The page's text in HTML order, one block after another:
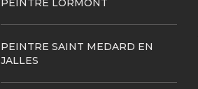
PEINTRE LORMONT
PEINTRE SAINT MEDARD EN
JALLES